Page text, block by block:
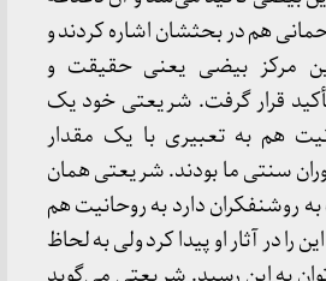
هم در بحثشان اشاره کردند و
مرکز بیضی یعنی حقیقت و
قرار گرفت. شریعتی خود یک
هم به تعبیری با یک مقدار
سنتی ما بودند. شریعتی همان
روشنفکران دارد به روحانیت هم
را در آثار او پیدا کرد ولی به لحاظ